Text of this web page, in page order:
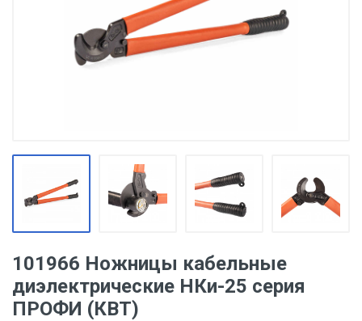
101966 Ножницы кабельные
диэлектрические НКи-25 серия
ПРОФИ (КВТ)